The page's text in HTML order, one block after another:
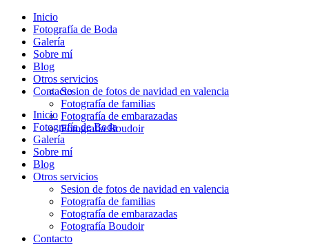
Inicio
Fotografía de Boda
Galería
Sobre mí
Blog
Otros servicios
Sesion de fotos de navidad en valencia
Fotografía de familias
Fotografía de embarazadas
Fotografía Boudoir
Contacto
Inicio
Fotografía de Boda
Galería
Sobre mí
Blog
Otros servicios
Sesion de fotos de navidad en valencia
Fotografía de familias
Fotografía de embarazadas
Fotografía Boudoir
Contacto